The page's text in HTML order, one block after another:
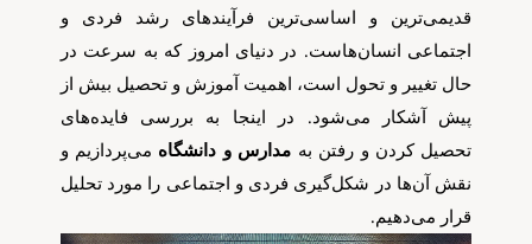
قدیمی‌ترین و اساسی‌ترین فرآیندهای رشد فردی و
اجتماعی انسان‌هاست. در دنیای امروز که به سرعت در
حال تغییر و تحول است، اهمیت آموزش و تحصیل بیش از
پیش آشکار می‌شود. در اینجا به بررسی فایده‌های
تحصیل کردن و رفتن به مدارس و دانشگاه می‌پردازیم و
نقش آن‌ها در شکل‌گیری فردی و اجتماعی را مورد تحلیل
قرار می‌دهیم.
ارتباط با راه‌ نو نیوز
حفظ حریم شخصی
قوانین بازنشر
تبلیغات راه نو نیوز